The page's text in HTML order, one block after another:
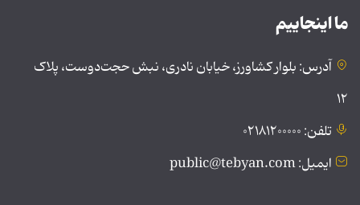
ما اینجاییم
آدرس: بلوار کشاورز، خیابان نادری، نبش حجت‌دوست، پلاک
۱۲
تلفن: ۰۲۱۸۱۲۰۰۰۰۰
ایمیل: public@tebyan.com